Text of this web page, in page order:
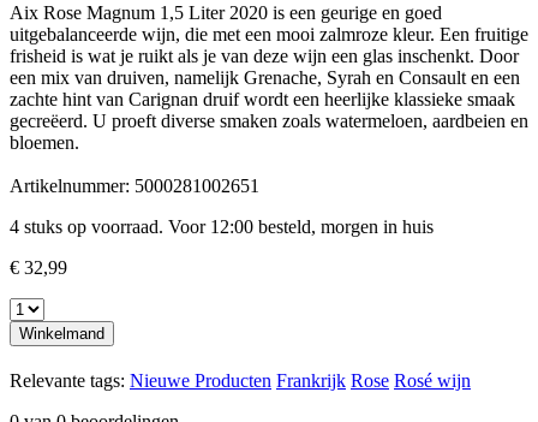
Aix Rose Magnum 1,5 Liter 2020 is een geurige en goed
uitgebalanceerde wijn, die met een mooi zalmroze kleur. Een fruitige
frisheid is wat je ruikt als je van deze wijn een glas inschenkt. Door
een mix van druiven, namelijk Grenache, Syrah en Consault en een
zachte hint van Carignan druif wordt een heerlijke klassieke smaak
gecreëerd. U proeft diverse smaken zoals watermeloen, aardbeien en
bloemen.
Artikelnummer: 5000281002651
4 stuks op voorraad. Voor 12:00 besteld, morgen in huis
€ 32,99
Winkelmand
Relevante tags: Nieuwe Producten Frankrijk Rose Rosé wijn